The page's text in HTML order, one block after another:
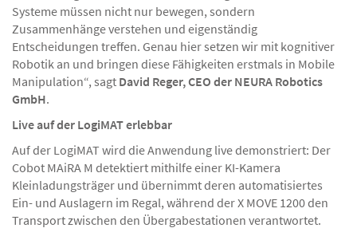
„Die Intralogistik steht vor einem Paradigmenwechsel:
Systeme müssen nicht nur bewegen, sondern
Zusammenhänge verstehen und eigenständig
Entscheidungen treffen. Genau hier setzen wir mit kognitiver
Robotik an und bringen diese Fähigkeiten erstmals in Mobile
Manipulation“, sagt
GmbH.
Live auf der LogiMAT erlebbar
Auf der LogiMAT wird die Anwendung live demonstriert: Der
Cobot MAiRA M detektiert mithilfe einer KI-Kamera
Kleinladungsträger und übernimmt deren automatisiertes